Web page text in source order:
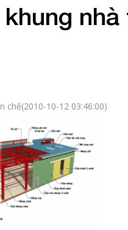
chế(2010-10-12 03:46:00)